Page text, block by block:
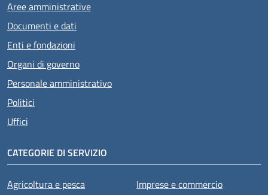
Aree amministrative
Documenti e dati
Enti e fondazioni
Organi di governo
Personale amministrativo
Politici
Uffici
CATEGORIE DI SERVIZIO
Agricoltura e pesca
Imprese e commercio